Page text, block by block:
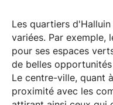
Les quartiers
variées. Par exemple,
pour ses espaces
de belles
Le centre-ville, quant
proximité avec les